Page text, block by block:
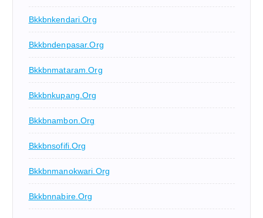
Bkkbnkendari.org
Bkkbndenpasar.org
Bkkbnmataram.org
Bkkbnkupang.org
Bkkbnambon.org
Bkkbnsofifi.org
Bkkbnmanokwari.org
Bkkbnnabire.org